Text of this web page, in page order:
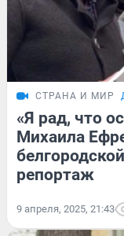
СТРАНА И МИР
«Я рад, что
Михаила
репортаж
9 апреля, 2025, 21:43